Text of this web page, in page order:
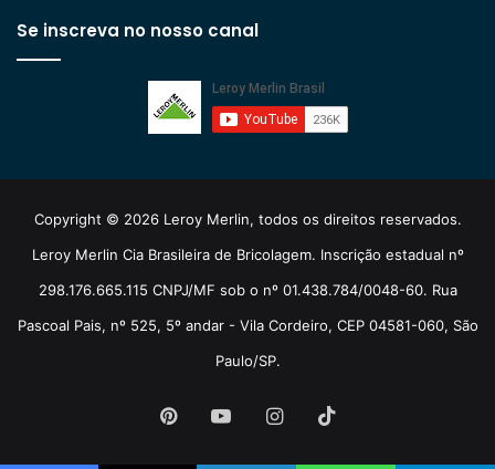
Se inscreva no nosso canal
Copyright © 2026 Leroy Merlin, todos os direitos reservados.
Leroy Merlin Cia Brasileira de Bricolagem. Inscrição estadual nº
298.176.665.115 CNPJ/MF sob o nº 01.438.784/0048-60. Rua
Pascoal Pais, nº 525, 5º andar - Vila Cordeiro, CEP 04581-060, São
Paulo/SP.
PinterestYouTubeInstagram